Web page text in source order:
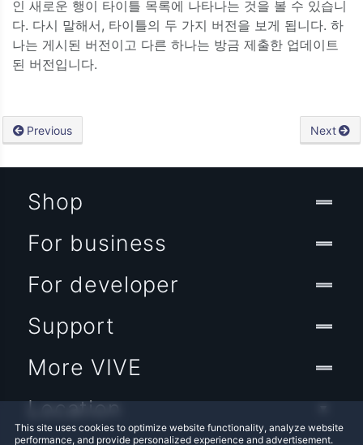
인 새로운 행이 타이틀 목록에 나타나는 것을 볼 수 있습니
다. 다시 말해서, 타이틀의 두 가지 버전을 보게 됩니다. 하
나는 게시된 버전이고 다른 하나는 방금 제출한 업데이트
된 버전입니다.
Previous Next
This site uses cookies to optimize website functionality, analyze website
performance, and provide personalized experience and advertisement.
Shop
For business
For developer
Support
More VIVE
Location